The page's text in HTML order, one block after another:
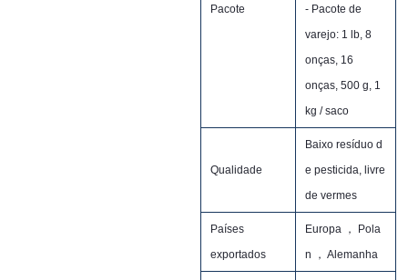
Pacote
- Pacote de
varejo: 1 lb, 8
onças, 16
onças, 500 g, 1
kg / saco
Qualidade
Baixo resíduo d
e pesticida, livre
de vermes
Países
exportados
Europa ， Pola
n ， Alemanha